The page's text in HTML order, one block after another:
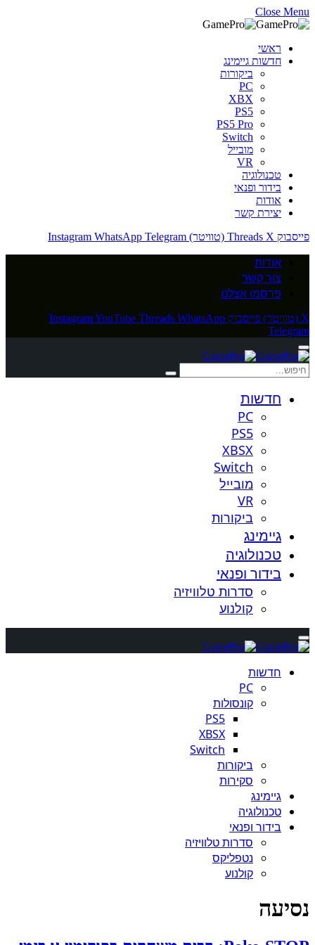
Close Menu
ראשי
חדשות גיימינג
ביקורות
PC
XBX
PS5
PS5 Pro
Switch
מובייל
VR
טכנולוגיה
בידור ופנאי
אודות
יצירת קשר
פייסבוק
Threads X (טוויטר) Instagram WhatsApp Telegram
אודות
צור קשר
פרסמו אצלנו
X (טוויטר) פייסבוק InstagramYouTube Threads WhatsApp
Telegram
חדשות
PC
PS5
XBSX
Switch
מובייל
VR
ביקורות
גיימינג
טכנולוגיה
בידור ופנאי
סדרות טלוויזיה
קולנוע
חדשות
PC
קונסולות
PS5
XBSX
Switch
ביקורות
סקירות
גיימינג
טכנולוגיה
בידור ופנאי
סדרות טלוויזיה
נטפליקס
קולנוע
נסיעה